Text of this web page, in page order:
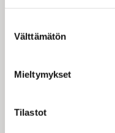
valinta
Välttämätön
Mieltymykset
Tilastot
Jumalan Pojan,
epäilivät häntä